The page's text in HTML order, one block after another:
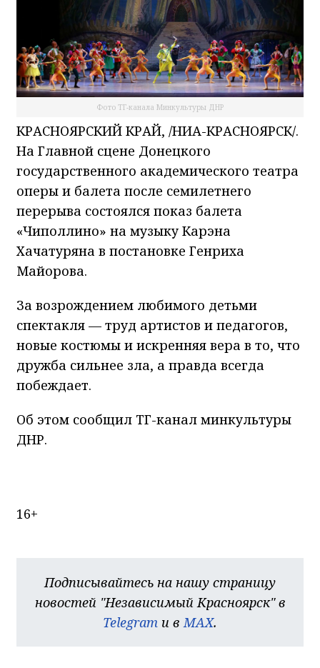
Фото ТГ-канала Минкультуры ДНР
КРАСНОЯРСКИЙ КРАЙ, /НИА-КРАСНОЯРСК/.
На Главной сцене Донецкого
государственного академического театра
оперы и балета после семилетнего
перерыва состоялся показ балета
«Чиполлино» на музыку Карэна
Хачатуряна в постановке Генриха
Майорова.
За возрождением любимого детьми
спектакля — труд артистов и педагогов,
новые костюмы и искренняя вера в то, что
дружба сильнее зла, а правда всегда
побеждает.
Об этом сообщил ТГ-канал минкультуры
ДНР.
16+
Подписывайтесь на нашу страницу
новостей "Независимый Красноярск" в
Telegram и вMAX.